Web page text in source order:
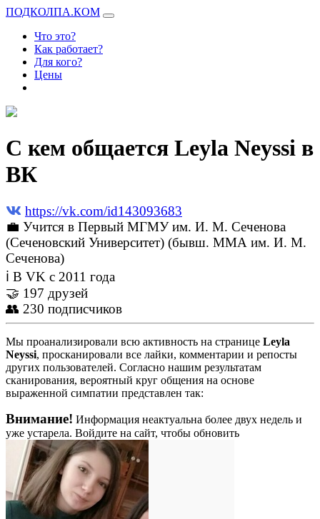
ПОДКОЛПА.КОМ
Что это?
Как работает?
Для кого?
Цены
С кем общается Leyla Neyssi в
ВК
https://vk.com/id143093683
💼 Учится в Первый МГМУ им. И. М. Сеченова
(Сеченовский Университет) (бывш. ММА им. И. М.
Сеченова)
ℹ В VK с 2011 года
🤝 197 друзей
👥 230 подписчиков
Мы проанализировали всю активность на странице Leyla
Neyssi, просканировали все лайки, комментарии и репосты
других пользователей. Согласно нашим результатам
сканирования, вероятный круг общения на основе
выраженной симпатии представлен так:
Внимание! Информация неактуальна более двух недель и
уже устарела. Войдите на сайт, чтобы обновить